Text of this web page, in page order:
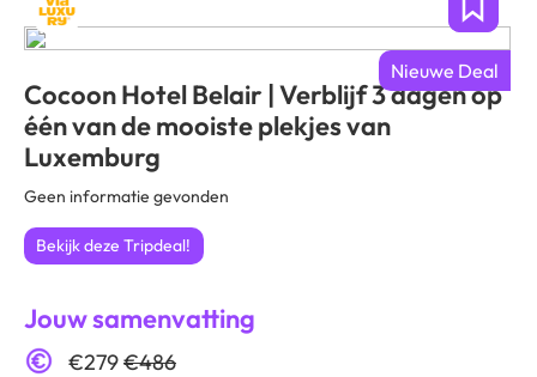
Nieuwe Deal
Cocoon Hotel Belair | Verblijf 3 dagen op
één van de mooiste plekjes van
Luxemburg
Geen informatie gevonden
Bekijk deze Tripdeal!
Jouw samenvatting
€279€486